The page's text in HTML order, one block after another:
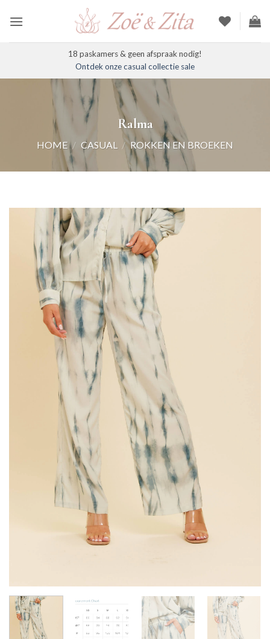
naar
18 paskamers & geen afspraak nodig!
Ontdek onze casual collectie sale
Ralma
HOME / CASUAL / ROKKEN EN BROEKEN